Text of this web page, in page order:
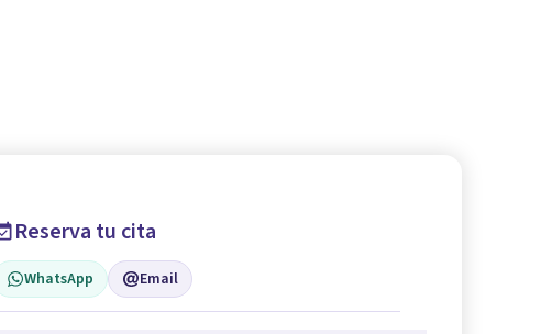
Reserva tu cita
WhatsApp Email